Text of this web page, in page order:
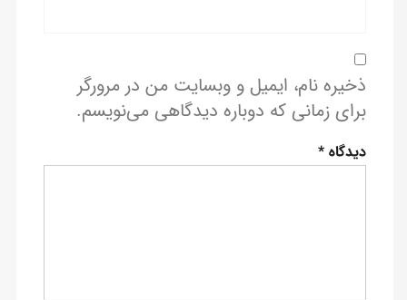
ذخیره نام، ایمیل و وبسایت من در مرورگر
برای زمانی که دوباره دیدگاهی می‌نویسم.
دیدگاه*